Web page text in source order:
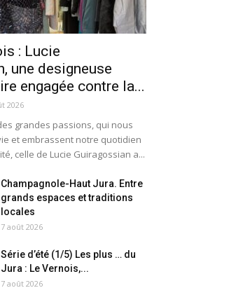
: Lucie
une designeuse
engagée contre la...
2026
grandes passions, qui nous
et embrassent notre quotidien
celle de Lucie Guiragossian a...
Champagnole-Haut Jura. Entre
grands espaces et traditions
locales
7 août 2026
Série d’été (1/5) Les plus … du
Jura : Le Vernois,...
7 août 2026